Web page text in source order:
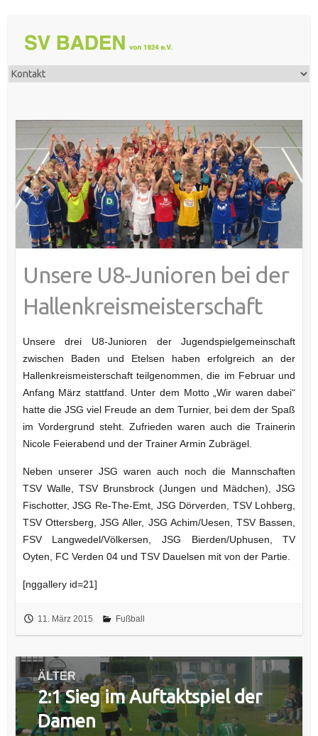
Unsere U8-Junioren bei der
Hallenkreismeisterschaft
Unsere drei U8-Junioren der Jugendspielgemeinschaft
zwischen Baden und Etelsen haben erfolgreich an der
Hallenkreismeisterschaft teilgenommen, die im Februar und
Anfang März stattfand. Unter dem Motto „Wir waren dabei“
hatte die JSG viel Freude an dem Turnier, bei dem der Spaß
im Vordergrund steht. Zufrieden waren auch die Trainerin
Nicole Feierabend und der Trainer Armin Zubrägel.
Neben unserer JSG waren auch noch die Mannschaften
TSV Walle, TSV Brunsbrock (Jungen und Mädchen), JSG
Fischotter, JSG Re-The-Emt, JSG Dörverden, TSV Lohberg,
TSV Ottersberg, JSG Aller, JSG Achim/Uesen, TSV Bassen,
FSV Langwedel/Völkersen, JSG Bierden/Uphusen, TV
Oyten, FC Verden 04 und TSV Dauelsen mit von der Partie.
[nggallery id=21]
11. März 2015 Fußball
Beitragsnavigation
ÄLTER
Vorheriger
Beitrag:
2:1 Sieg im Auftaktspiel der
Damen